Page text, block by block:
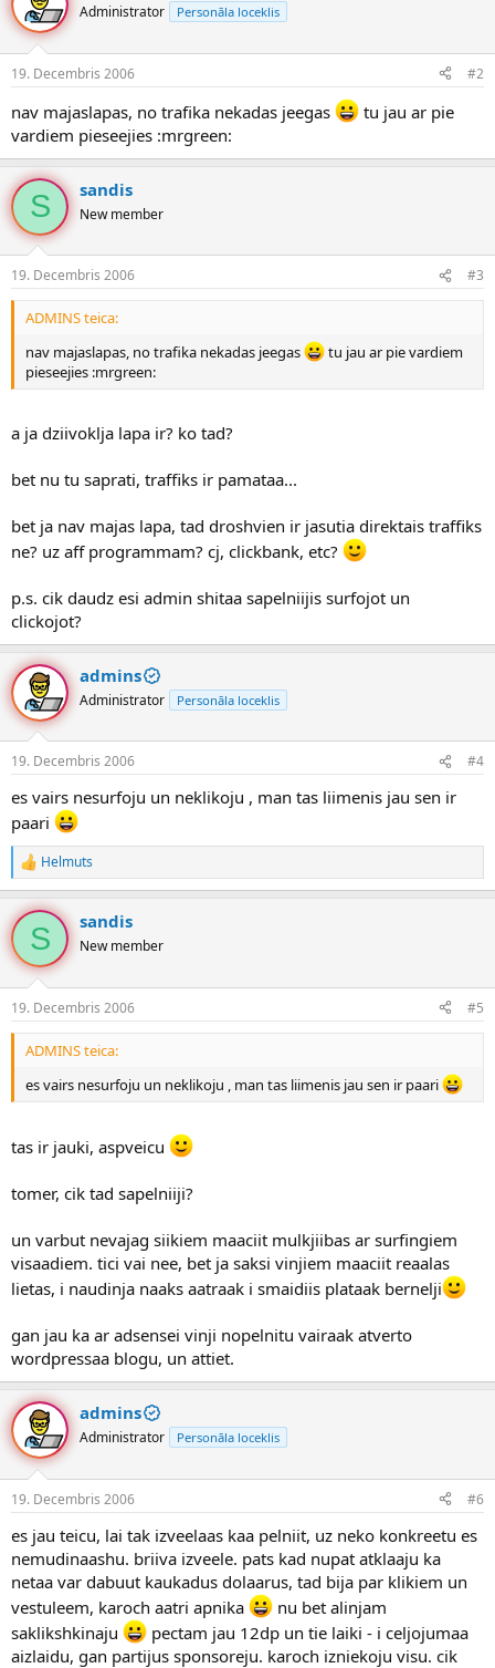
i
a
s
Administrator Personāla loceklis
19. Decembris 2006 #2
nav majaslapas, no trafika nekadas jeegas
tu jau ar pie
vardiem pieseejies :mrgreen:
S sandis
New member
19. Decembris 2006 #3
ADMINS teica:
nav majaslapas, no trafika nekadas jeegas
tu jau ar pie vardiem
pieseejies :mrgreen:
a ja dziivoklja lapa ir? ko tad?
bet nu tu saprati, traffiks ir pamataa...
bet ja nav majas lapa, tad droshvien ir jasutia direktais traffiks
ne? uz aff programmam? cj, clickbank, etc?
p.s. cik daudz esi admin shitaa sapelniijis surfojot un
clickojot?
admins
Administrator Personāla loceklis
19. Decembris 2006 #4
es vairs nesurfoju un neklikoju , man tas liimenis jau sen ir
paari
R
e
a
k
i
a
s
:
Helmuts
S sandis
New member
19. Decembris 2006 #5
ADMINS teica:
es vairs nesurfoju un neklikoju , man tas liimenis jau sen ir paari
tas ir jauki, aspveicu
tomer, cik tad sapelniiji?
un varbut nevajag siikiem maaciit mulkjiibas ar surfingiem
visaadiem. tici vai nee, bet ja saksi vinjiem maaciit reaalas
lietas, i naudinja naaks aatraak i smaidiis plataak bernelji
gan jau ka ar adsensei vinji nopelnitu vairaak atverto
wordpressaa blogu, un attiet.
admins
Administrator Personāla loceklis
19. Decembris 2006 #6
es jau teicu, lai tak izveelaas kaa pelniit, uz neko konkreetu es
nemudinaashu. briiva izveele. pats kad nupat atklaaju ka
netaa var dabuut kaukadus dolaarus, tad bija par klikiem un
vestuleem, karoch aatri apnika
nu bet alinjam
saklikshkinaju
pectam jau 12dp un tie laiki - i celjojumaa
aizlaidu, gan partijus sponsoreju. karoch izniekoju visu. cik